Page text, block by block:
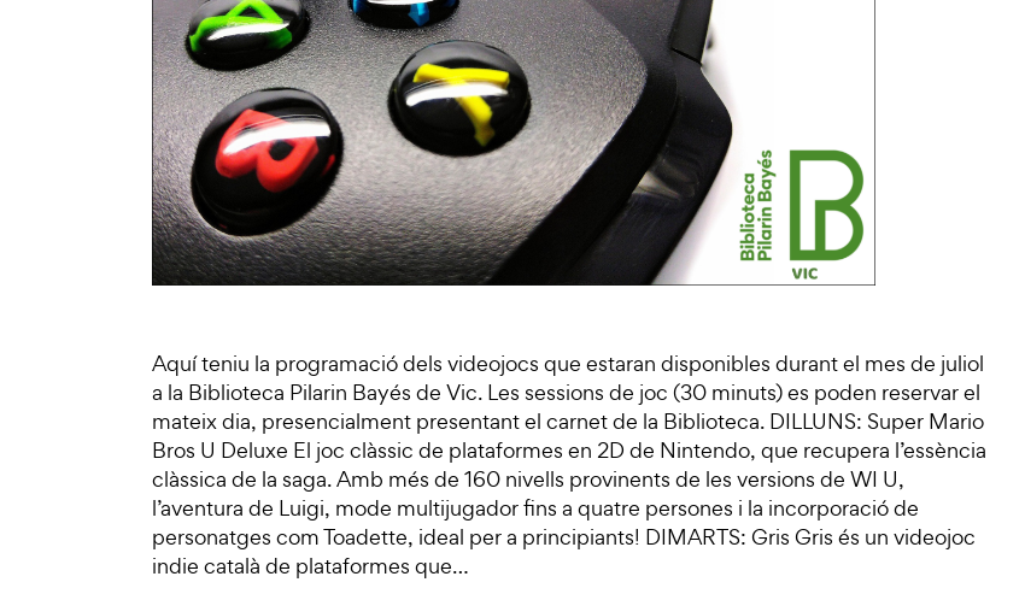
Aquí teniu la programació dels videojocs que estaran disponibles durant el mes de juliol
a la Biblioteca Pilarin Bayés de Vic. Les sessions de joc (30 minuts) es poden reservar el
mateix dia, presencialment presentant el carnet de la Biblioteca. DILLUNS: Super Mario
Bros U Deluxe El joc clàssic de plataformes en 2D de Nintendo, que recupera l’essència
clàssica de la saga. Amb més de 160 nivells provinents de les versions de WI U,
l’aventura de Luigi, mode multijugador fins a quatre persones i la incorporació de
personatges com Toadette, ideal per a principiants! DIMARTS: Gris Gris és un videojoc
indie català de plataformes que…